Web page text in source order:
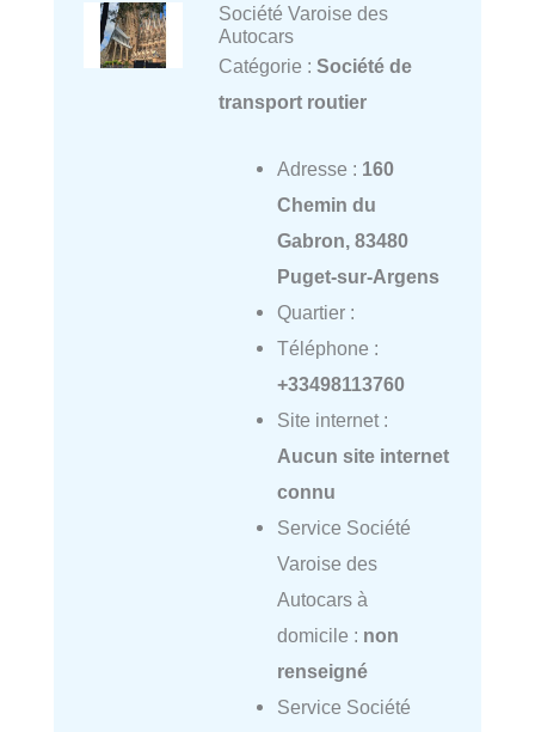
Société Varoise des
Autocars
Catégorie : Société de
transport routier
Adresse : 160
Chemin du
Gabron, 83480
Puget-sur-Argens
Quartier :
Téléphone :
+33498113760
Site internet :
Aucun site internet
connu
Service Société
Varoise des
Autocars à
domicile : non
renseigné
Service Société